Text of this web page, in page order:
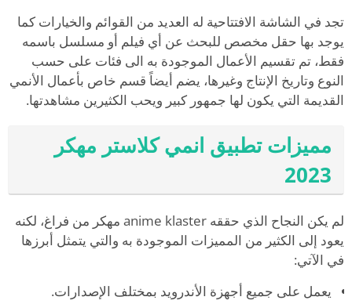
تجد في الشاشة الافتتاحية له العديد من القوائم والخيارات كما
يوجد بها حقل مخصص للبحث عن أي فيلم أو مسلسل باسمه
فقط، تم تقسيم الأعمال الموجودة به الى فئات على حسب
النوع وتاريخ الإنتاج وغيرها، يضم أيضاً قسم خاص بأعمال الأنمي
القديمة التي يكون لها جمهور كبير ويحب الكثيرين مشاهدتها.
مميزات تطبيق انمي كلاستر مهكر
2023
لم يكن النجاح الذي حققه anime klaster مهكر من فراغ، لكنه
يعود إلى الكثير من المميزات الموجودة به والتي يتمثل أبرزها
في الآتي:
يعمل على جميع أجهزة الأندرويد بمختلف الإصدارات.